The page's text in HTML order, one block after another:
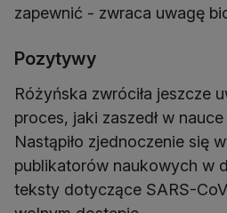
zapewnić - zwraca uwagę
Pozytywy
Różyńska zwróciła jeszcze
proces, jaki zaszedł w
Nastąpiło zjednoczenie się
publikatorów naukowych w
teksty dotyczące SARS-